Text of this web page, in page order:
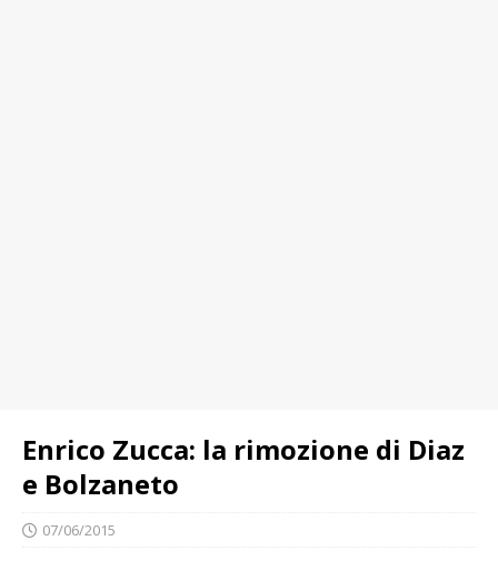
Enrico Zucca: la rimozione di Diaz
e Bolzaneto
07/06/2015